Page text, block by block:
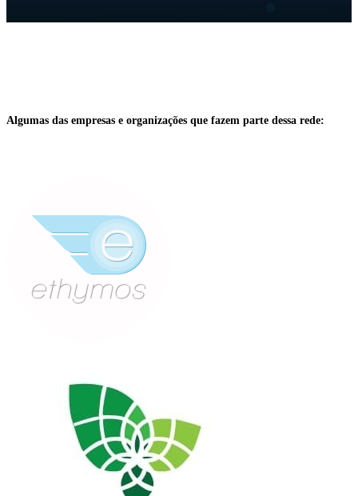
Algumas das empresas e organizações que fazem parte dessa rede: